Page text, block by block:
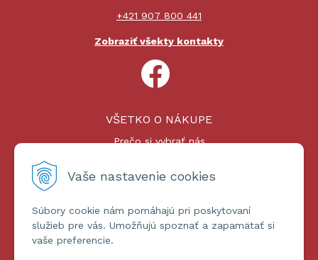
Vaše nastavenie cookies
Súbory cookie nám pomáhajú pri poskytovaní
služieb pre vás. Umožňujú spoznať a zapamätať si
vaše preferencie.
+421 907 800 441
Zobraziť všekty kontakty
VŠETKO O NÁKUPE
Prečo si vybrať nás
Platby a doprava
ĎALŠIE INFORMÁCIE